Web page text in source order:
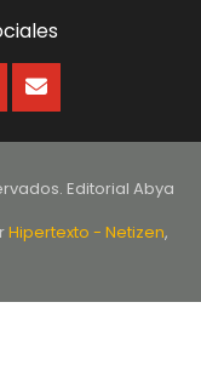
Editorial Abya
Hipertexto - Netizen,